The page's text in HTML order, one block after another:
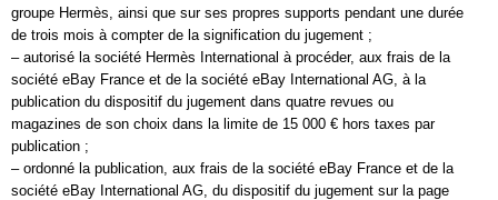
groupe Hermès, ainsi que sur ses propres supports pendant une durée
de trois mois à compter de la signification du jugement ;
– autorisé la société Hermès International à procéder, aux frais de la
société eBay France et de la société eBay International AG, à la
publication du dispositif du jugement dans quatre revues ou
magazines de son choix dans la limite de 15 000 € hors taxes par
publication ;
– ordonné la publication, aux frais de la société eBay France et de la
société eBay International AG, du dispositif du jugement sur la page